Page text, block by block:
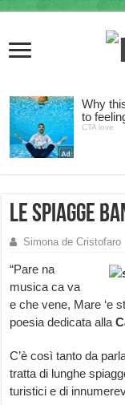
Le spiagge
Simona de Cristofaro
“Pare na
musica ca va
e che vene, Mare ‘e
poesia dedicata alla
C’è così tanto da
tratta di lunghe
turistici e di